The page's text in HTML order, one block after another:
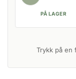
PÅ LAGER
Trykk på en